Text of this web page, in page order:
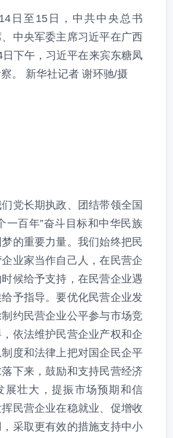
日至15日，中共中央总书
中央军委主席习近平在广西
下午，习近平在来宾东糖凤
。 新华社记者 谢环驰/摄
党长期执政、团结带领全国
一百年”奋斗目标和中华民族
的重要力量。我们始终把民
业家当作自己人，在民营企
候给予支持，在民营企业遇
予指导。要优化民营企业发
约民营企业公平参与市场竞
依法维护民营企业产权和企
度和法律上把对国企民企平
下来，鼓励和支持民营经济
展壮大，提振市场预期和信
民营企业在稳就业、促增收
采取更有效的措施支持中小